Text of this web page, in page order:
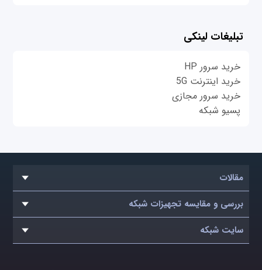
تبلیغات لینکی
خرید سرور HP
خرید اینترنت 5G
خرید سرور مجازی
پسیو شبکه
مقالات
بررسی و مقایسه تجهیزات شبکه
سایت شبکه